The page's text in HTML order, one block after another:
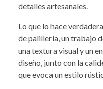
detalles artesanales.
Lo que lo hace
de palillería, un trabajo
una textura visual y un
diseño, junto con la
que evoca un estilo